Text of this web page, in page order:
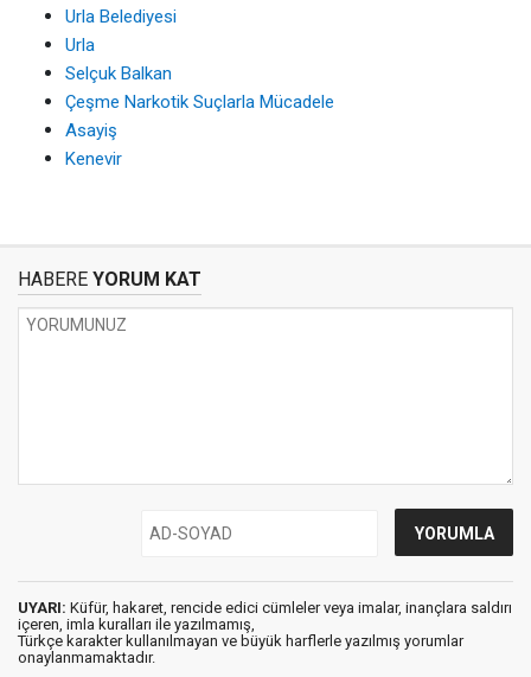
Urla Belediyesi
Urla
Selçuk Balkan
Çeşme Narkotik Suçlarla Mücadele
Asayiş
Kenevir
HABERE YORUM KAT
UYARI: Küfür, hakaret, rencide edici cümleler veya imalar, inançlara saldırı
içeren, imla kuralları ile yazılmamış,
Türkçe karakter kullanılmayan ve büyük harflerle yazılmış yorumlar
onaylanmamaktadır.